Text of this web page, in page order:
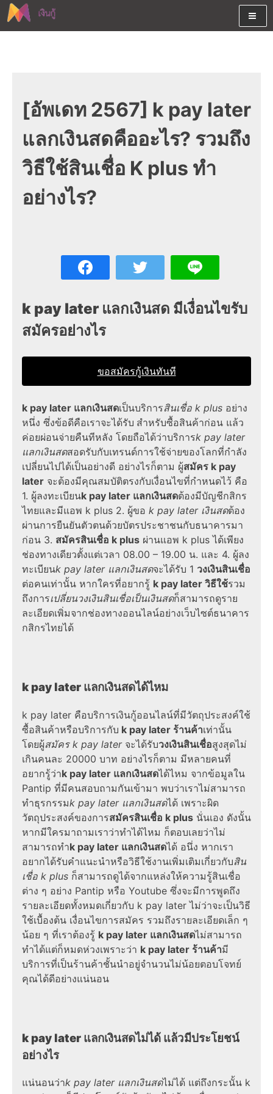
Skip
to
เงินสด และมีรีไฟแนนซ์ด้วย
[อัพเดท 2567] k pay later
แลกเงินสดคืออะไร? รวมถึง
วิธีใช้สินเชื่อ K plus ทำ
อย่างไร?
k pay later แลกเงินสด มีเงื่อนไขรับ
สมัครอย่างไร
ขอสมัครกู้เงินทันที
k pay later แลกเงินสดเป็นบริการสินเชื่อ k plus อย่าง
หนึ่ง ซึ่งข้อดีคือเราจะได้รับ สำหรับซื้อสินค้าก่อน แล้ว
ค่อยผ่อนจ่ายคืนทีหลัง โดยถือได้ว่าบริการk pay later
แลกเงินสดสอดรับกับเทรนด์การใช้จ่ายของโลกที่กำลัง
เปลี่ยนไปได้เป็นอย่างดี อย่างไรก็ตาม ผู้สมัคร k pay
later จะต้องมีคุณสมบัติตรงกับเงื่อนไขที่กำหนดไว้ คือ
1. ผู้ลงทะเบียนk pay later แลกเงินสดต้องมีบัญชีกสิกร
ไทยและมีแอพ k plus 2. ผู้ขอ k pay later เงินสดต้อง
ผ่านการยืนยันตัวตนด้วยบัตรประชาชนกับธนาคารมา
ก่อน 3. สมัครสินเชื่อ k plus ผ่านแอพ k plus ได้เพียง
ช่องทางเดียวตั้งแต่เวลา 08.00 – 19.00 น. และ 4. ผู้ลง
ทะเบียนk pay later แลกเงินสดจะได้รับ 1 วงเงินสินเชื่อ
ต่อคนเท่านั้น หากใครที่อยากรู้ k pay later วิธีใช้รวม
ถึงการเปลี่ยนวงเงินสินเชื่อเป็นเงินสดก็สามารถดูราย
ละเอียดเพิ่มจากช่องทางออนไลน์อย่างเว็บไซต์ธนาคาร
กสิกรไทยได้
k pay later แลกเงินสดได้ไหม
k pay later คือบริการเงินกู้ออนไลน์ที่มีวัตถุประสงค์ใช้
ซื้อสินค้าหรือบริการกับ k pay later ร้านค้าเท่านั้น
โดยผู้สมัคร k pay laterจะได้รับวงเงินสินเชื่อสูงสุดไม่
เกินคนละ 20000 บาท อย่างไรก็ตาม มีหลายคนที่
อยากรู้ว่าk pay later แลกเงินสดได้ไหม จากข้อมูลใน
Pantip ที่มีคนสอบถามกันเข้ามา พบว่าเราไม่สามารถ
ทำธุรกรรมk pay later แลกเงินสดได้ เพราะผิด
วัตถุประสงค์ของการสมัครสินเชื่อ k plus นั่นเอง ดังนั้น
หากมีใครมาถามเราว่าทำได้ไหม ก็ตอบเลยว่าไม่
สามารถทำk pay later แลกเงินสดได้ อนึ่ง หากเรา
อยากได้รับคำแนะนำหรือวิธีใช้งานเพิ่มเติมเกี่ยวกับสิน
เชื่อ k plus ก็สามารถดูได้จากแหล่งให้ความรู้สินเชื่อ
ต่าง ๆ อย่าง Pantip หรือ Youtube ซึ่งจะมีการพูดถึง
รายละเอียดทั้งหมดเกี่ยวกับ k pay later ไม่ว่าจะเป็นวิธี
ใช้เบื้องต้น เงื่อนไขการสมัคร รวมถึงรายละเอียดเล็ก ๆ
น้อย ๆ ที่เราต้องรู้ k pay later แลกเงินสดไม่สามารถ
ทำได้แต่ก็หมดห่วงเพราะว่า k pay later ร้านค้ามี
บริการที่เป็นร้านค้าชั้นนำอยู่จำนวนไม่น้อยตอบโจทย์
คุณได้ดีอย่างแน่นอน
k pay later แลกเงินสดไม่ได้ แล้วมีประโยชน์
อย่างไร
แน่นอนว่าk pay later แลกเงินสดไม่ได้ แต่ถึงกระนั้น k